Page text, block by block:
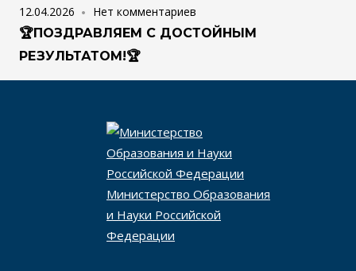
12.04.2026
Нет комментариев
🏆ПОЗДРАВЛЯЕМ С ДОСТОЙНЫМ
РЕЗУЛЬТАТОМ!🏆
Министерство Образования
и Науки Российской
Федерации